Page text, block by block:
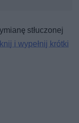
stłuczonej
i wypełnij krótki